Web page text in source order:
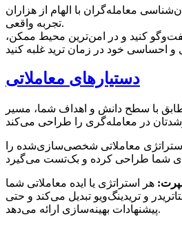
معامله‌گران با الهام از هزاران
تجربه واقعی.
گفت‌وگو کنید و در امن‌ترین محیط ممکن،
دستیارهای معاملاتی
با سطح دانش و اهداف شما، مسیر
معاملاتی شخصی‌سازی‌شده را
هر استراتژی یا ایده معاملاتی شما
و تریدینگ‌ویو تبدیل می‌کند و حتی
پیشنهادات بهینه‌سازی ارائه می‌دهد.